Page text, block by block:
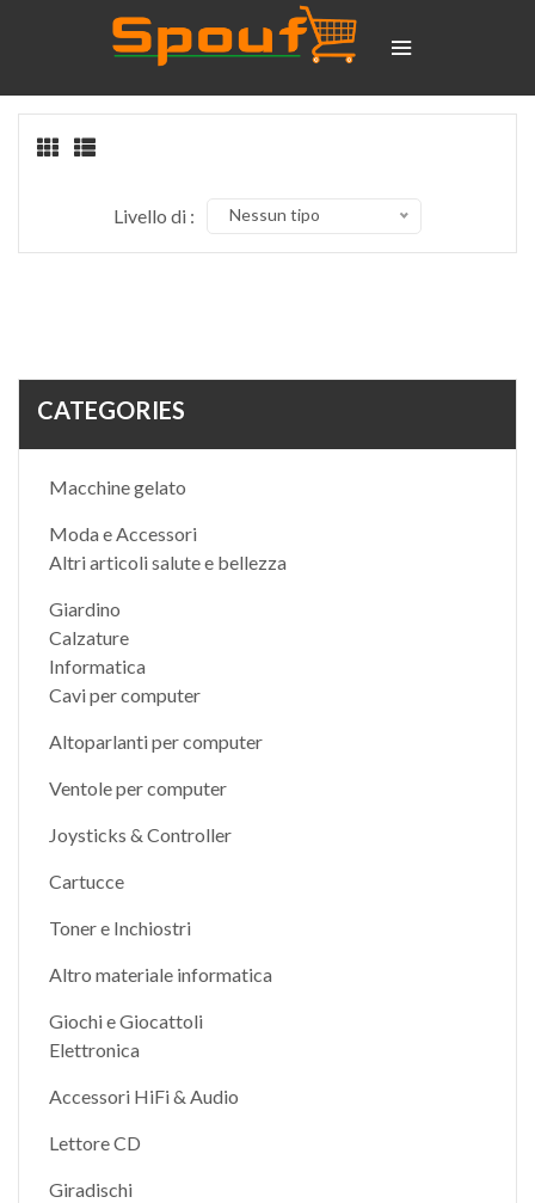
CATEGORIES
Macchine gelato
Moda e Accessori
Altri articoli salute e bellezza
Giardino
Calzature
Informatica
Cavi per computer
Altoparlanti per computer
Ventole per computer
Joysticks & Controller
Cartucce
Toner e Inchiostri
Altro materiale informatica
Giochi e Giocattoli
Elettronica
Accessori HiFi & Audio
Lettore CD
Giradischi
Livello di : Nessun tipo